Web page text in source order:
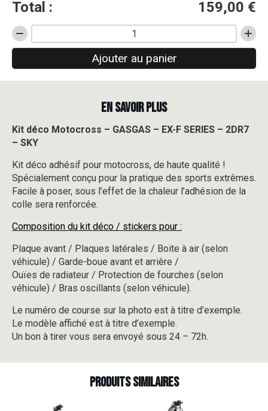
Total : 159,00 €
quantité
de
déco
Motocross
EX-
F
-
2DR7
-
SKY
Ajouter au panier
EN SAVOIR PLUS
Kit déco Motocross – GASGAS – EX-F SERIES – 2DR7
– SKY
Kit déco adhésif pour motocross, de haute qualité !
Spécialement conçu pour la pratique des sports extrêmes.
Facile à poser, sous l’effet de la chaleur l’adhésion de la
colle sera renforcée.
Composition du kit déco / stickers pour :
Plaque avant / Plaques latérales / Boite à air (selon
véhicule) / Garde-boue avant et arrière /
Ouïes de radiateur / Protection de fourches (selon
véhicule) / Bras oscillants (selon véhicule).
Le numéro de course sur la photo est à titre d’exemple.
Le modèle affiché est à titre d’exemple.
Un bon à tirer vous sera envoyé sous 24 – 72h.
Produits similaires